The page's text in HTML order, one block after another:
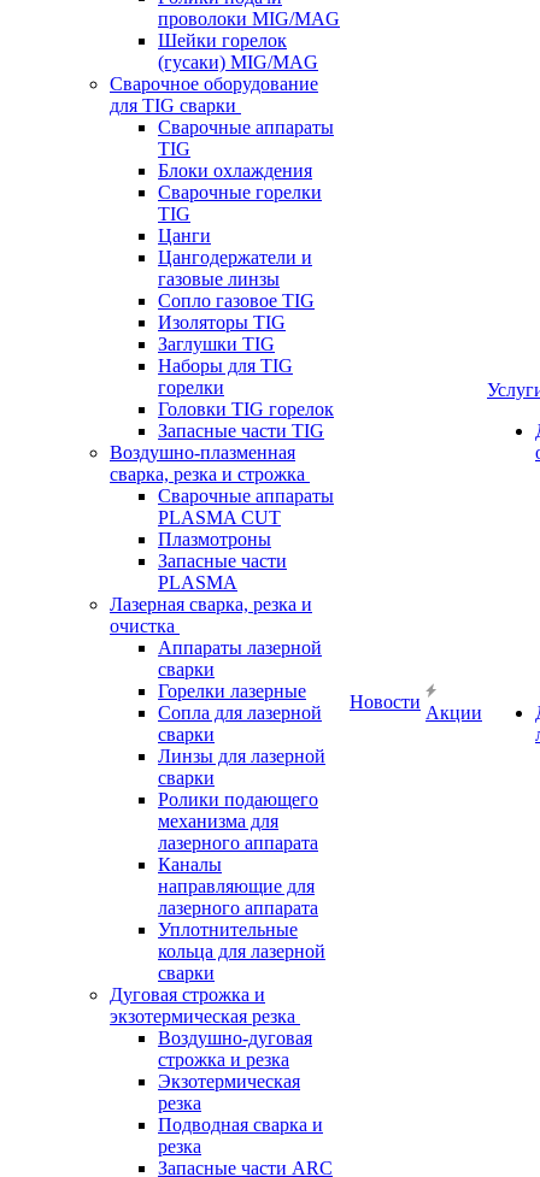
проволоки MIG/MAG
Шейки горелок
(гусаки) MIG/MAG
Сварочное оборудование
для TIG сварки
Сварочные аппараты
TIG
Блоки охлаждения
Сварочные горелки
TIG
Цанги
Цангодержатели и
газовые линзы
Сопло газовое TIG
Изоляторы TIG
Заглушки TIG
Наборы для TIG
горелки
Головки TIG горелок
Запасные части TIG
Воздушно-плазменная
сварка, резка и строжка
Сварочные аппараты
PLASMA CUT
Плазмотроны
Запасные части
PLASMA
Лазерная сварка, резка и
очистка
Аппараты лазерной
сварки
Горелки лазерные
Сопла для лазерной
сварки
Линзы для лазерной
сварки
Ролики подающего
механизма для
лазерного аппарата
Каналы
направляющие для
лазерного аппарата
Уплотнительные
кольца для лазерной
сварки
Дуговая строжка и
экзотермическая резка
Воздушно-дуговая
строжка и резка
Экзотермическая
резка
Подводная сварка и
резка
Запасные части ARC
Новости
Акции